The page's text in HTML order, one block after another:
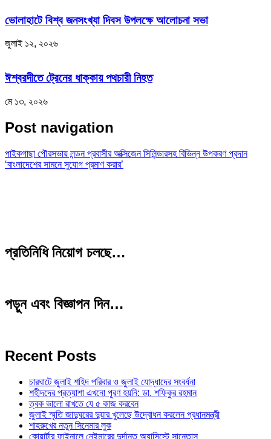
ভোলাহাটে বিশ্ব জনসংখ্যা দিবস উপলক্ষে আলোচনা সভা
জুলাই ১২, ২০২৬
ঈশ্বরদীতে ট্রেনের ধাক্কায় পথচারী নিহত
মে ১৩, ২০২৬
Post navigation
পাইকগাছা পৌরসভায় লন্ডন প্রবাসীর অক্সিজেন সিলিন্ডারসহ বিভিন্ন উপকরণ প্রদান
‘বাংলাদেশের সামনে সুযোগ প্রমাণ করার’
প্রতিনিধি নিয়োগ চলছে…
পড়ুন এবং বিজ্ঞাপন দিন…
Recent Posts
চারঘাটে জুলাই শহিদ পরিবার ও জুলাই যোদ্ধাদের সংবর্ধনা
শহীদদের প্রত্যাশা এখনো পূরণ হয়নি: ডা. শফিকুর রহমান
ত্বক ভালো রাখতে যে ৫ কাজ করবেন
জুলাই স্মৃতি জাদুঘরের দুয়ার খুলেছে উদ্বোধন করলেন প্রধানমন্ত্রী
শাহরুখের নতুন সিনেমার লুক
কোয়ার্টার ফাইনালে নেইমারের দুর্দান্ত অ্যাসিস্টে সান্তোস